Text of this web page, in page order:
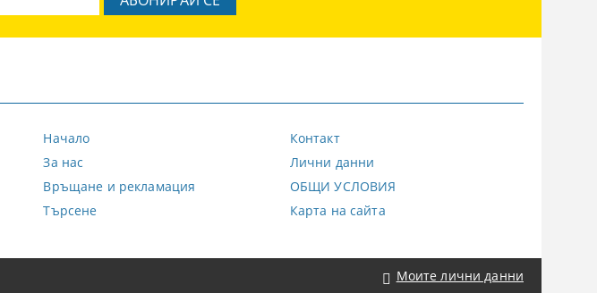
Начало
За нас
Връщане и рекламация
Търсене
Контакт
Лични данни
ОБЩИ УСЛОВИЯ
Карта на сайта
Моите лични данни